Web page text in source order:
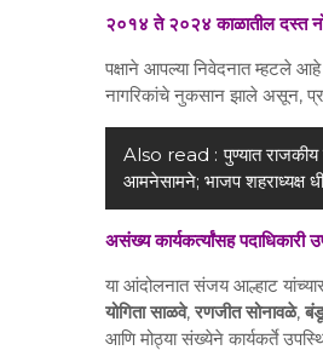
२०१४ ते २०२४ काळातील दस्त
पक्षाने आपल्या निवेदनात म्हटले
नागरिकांचे नुकसान झाले असून,
Also read : पुण्यात
आमनेसामने; भाजप शहराध्यक्ष
असंख्य कार्यकर्त्यांसह पदाधिकारी
या आंदोलनात संजय आल्हाट
योगिता साळवे, रणजीत सोनावळे,
आणि मोठ्या संख्येने कार्यकर्ते